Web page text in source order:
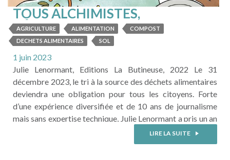
TOUS ALCHIMISTES,
RÉINVENTONS LA BOUCLE
ALIMENTS-TERRE
AGRICULTURE ALIMENTATION
COMPOST
DECHETS ALIMENTAIRES
SOL
1 juin 2023
Julie Lenormant, Editions La Butineuse, 2022 Le 31
décembre 2023, le tri à la source des déchets alimentaires
deviendra une obligation pour tous les citoyens. Forte
d’une expérience diversifiée et de 10 ans de journalisme
mais sans expertise technique, Julie Lenormant a pris un an
auprès des Alchimistes pour analyser comment cette
contrainte sur les déchets alimentaires peut devenir une
LIRE LA SUITE